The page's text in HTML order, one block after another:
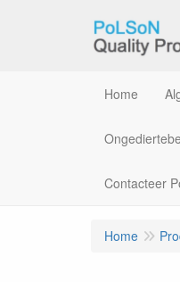
Home
Contacteer
Home